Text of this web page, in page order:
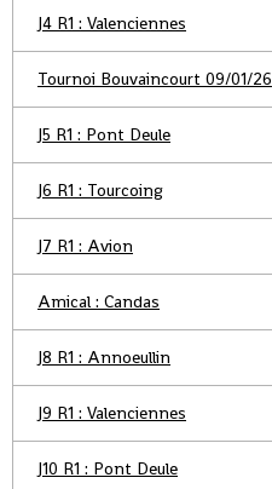
J4 R1 : Valenciennes
Tournoi Bouvaincourt 09/01/26
J5 R1 : Pont Deule
J6 R1 : Tourcoing
J7 R1 : Avion
Amical : Candas
J8 R1 : Annoeullin
J9 R1 : Valenciennes
J10 R1 : Pont Deule